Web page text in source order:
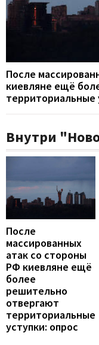
После
киевляне ещё
территориальные
Внутри
После
массированных
атак со стороны
РФ киевляне ещё
более
решительно
отвергают
территориальные
уступки: опрос